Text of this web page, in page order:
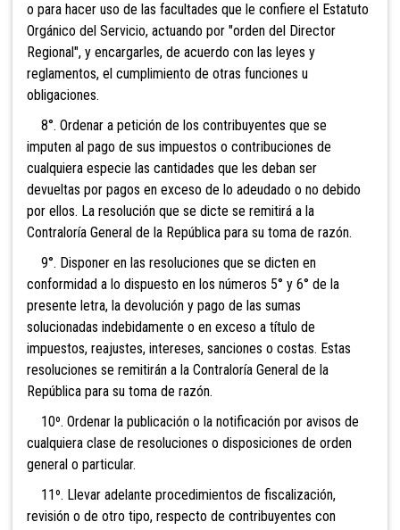
o para hacer uso de las facultades que le confiere el Estatuto
Orgánico del Servicio, actuando por "orden del Director
Regional", y encargarles, de acuerdo con las leyes y
reglamentos, el cumplimiento de otras funciones u
obligaciones.
8°. Ordenar a petición de los contribuyentes que se
imputen al pago de sus impuestos o contribuciones de
cualquiera especie las cantidades que les deban ser
devueltas por pagos en exceso de lo adeudado o no debido
por ellos. La resolución que se dicte se remitirá a la
Contraloría General de la República para su toma de razón.
9°. Disponer en las resoluciones que se dicten en
conformidad a lo dispuesto en los números 5° y 6° de la
presente letra, la devolución y pago de las sumas
solucionadas indebidamente o en exceso a título de
impuestos, reajustes, intereses, sanciones o costas. Estas
resoluciones se remitirán a la Contraloría General de la
República para su toma de razón.
10º. Ordenar la publicación o la notificación por avisos de
cualquiera clase de resoluciones o disposiciones de orden
general o particular.
11º. Llevar adelante procedimientos de fiscalización,
revisión o de otro tipo, respecto de contribuyentes con